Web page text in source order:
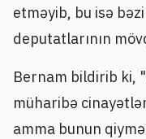
etməyib, bu isə
deputatlarının
Bernam bildirib ki,
müharibə
amma bunun